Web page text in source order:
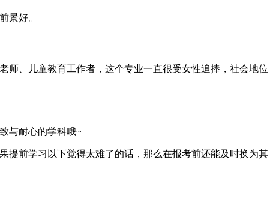
景好。
师、儿童教育工作者，这个专业一直很受女性追捧，社会地位
与耐心的学科哦~
提前学习以下觉得太难了的话，那么在报考前还能及时换为其